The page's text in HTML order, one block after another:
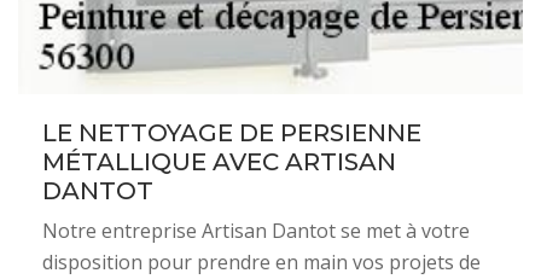
LE NETTOYAGE DE PERSIENNE
MÉTALLIQUE AVEC ARTISAN
DANTOT
Notre entreprise Artisan Dantot se met à votre
disposition pour prendre en main vos projets de